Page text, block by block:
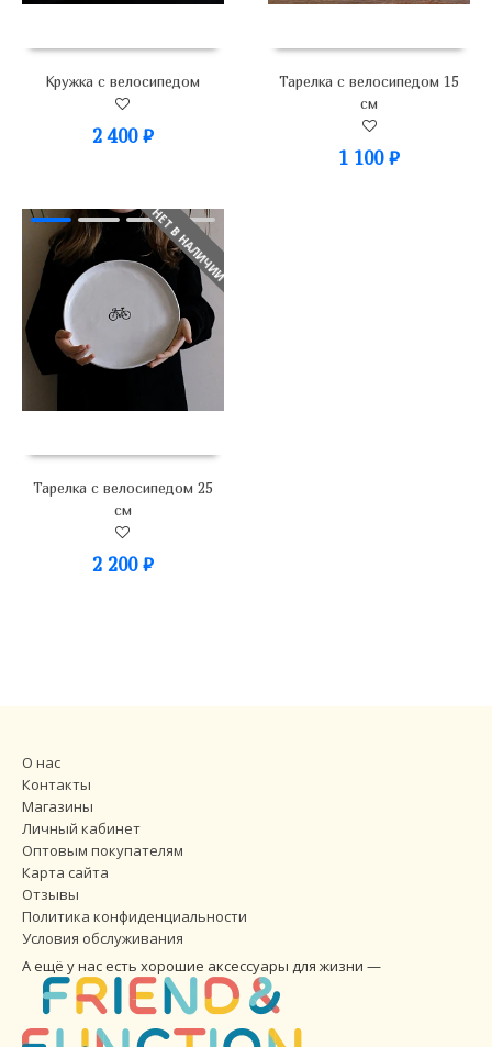
Кружка с велосипедом
2 400 ₽
Тарелка с велосипедом 15
см
1 100₽
НЕТ В НАЛИЧИИ
Тарелка с велосипедом 25
см
2 200 ₽
О нас
Контакты
Магазины
Личный кабинет
Оптовым покупателям
Карта сайта
Отзывы
Политика конфиденциальности
Условия обслуживания
А ещё у нас есть хорошие аксессуары для жизни —